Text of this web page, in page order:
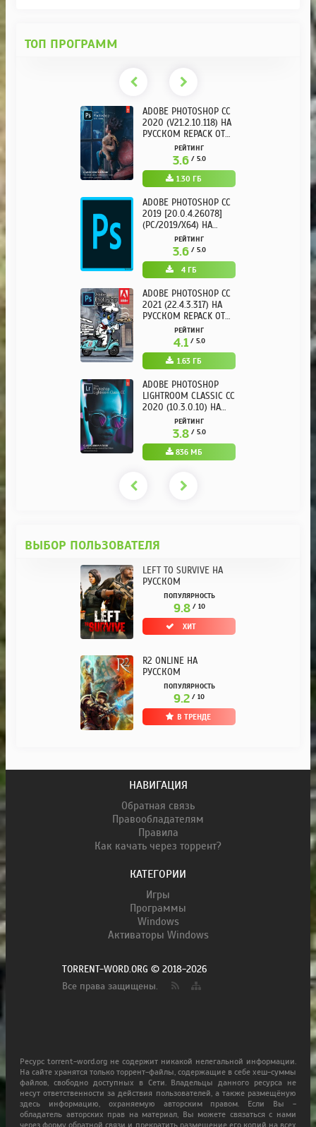
ТОП ПРОГРАММ
ADOBE PHOTOSHOP CC
2020 (V21.2.10.118) НА
РУССКОМ REPACK ОТ
KPOJIUKРЕЙТИНГ
3.6/ 5.0
1.30 ГБ
ADOBE PHOTOSHOP CC
2019 [20.0.4.26078]
(PC/2019/X64) НА
РУССКОМРЕЙТИНГ
3.6/ 5.0
4 ГБ
ADOBE PHOTOSHOP CC
2021 (22.4.3.317) НА
РУССКОМ REPACK ОТ
KPOJIUKРЕЙТИНГ
4.1 / 5.0
1.63 ГБ
ADOBE PHOTOSHOP
LIGHTROOM CLASSIC CC
2020 (10.3.0.10) НА
РУССКОМ REPACK ОТ
KPOJIUK
РЕЙТИНГ
3.8 / 5.0
836 МБ
ВЫБОР ПОЛЬЗОВАТЕЛЯ
LEFT TO SURVIVE НА
РУССКОМ
ПОПУЛЯРНОСТЬ
9.8 / 10
ХИТ
R2 ONLINE НА
РУССКОМ
ПОПУЛЯРНОСТЬ
9.2 / 10
В ТРЕНДЕ
НАВИГАЦИЯ
Обратная связь
Правообладателям
Правила
Как качать через торрент?
КАТЕГОРИИ
Игры
Программы
Windows
Активаторы Windows
TORRENT-WORD.ORG © 2018-2026
Все права защищены.
Ресурс torrent-word.org не содержит никакой нелегальной информации.
На сайте хранятся только торрент-файлы, содержащие в себе хеш-суммы
файлов, свободно доступных в Сети. Владельцы данного ресурса не
несут ответственности за действия пользователей, а также размещёную
здесь информацию, охраняемую авторским правом. Если Вы -
обладатель авторских прав на материал, Вы можете связаться с нами
через форму обратной связи и прекратить размещение его копий на всех